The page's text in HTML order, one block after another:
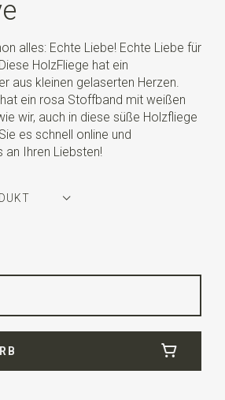
alles: Echte Liebe! Echte Liebe für
HolzFliege hat ein
aus kleinen gelaserten Herzen.
ein rosa Stoffband mit weißen
wir, auch in diese süße Holzfliege
es schnell online und
an Ihren Liebsten!